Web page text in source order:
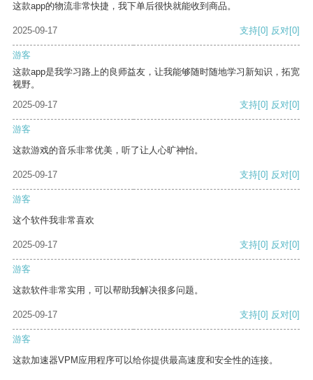
这款app的物流非常快捷，我下单后很快就能收到商品。
2025-09-17 支持[0] 反对[0]
游客
这款app是我学习路上的良师益友，让我能够随时随地学习新知识，拓宽
视野。
2025-09-17
支持[0] 反对[0]
游客
这款游戏的音乐非常优美，听了让人心旷神怡。
2025-09-17 支持[0] 反对[0]
游客
这个软件我非常喜欢
2025-09-17 支持[0] 反对[0]
游客
这款软件非常实用，可以帮助我解决很多问题。
2025-09-17 支持[0] 反对[0]
游客
这款加速器VPM应用程序可以给你提供最高速度和安全性的连接。